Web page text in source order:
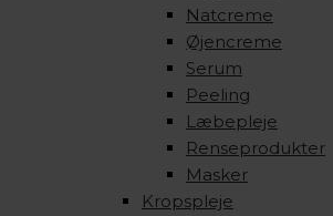
Natcreme
Øjencreme
Serum
Peeling
Læbepleje
Renseprodukter
Masker
Kropspleje